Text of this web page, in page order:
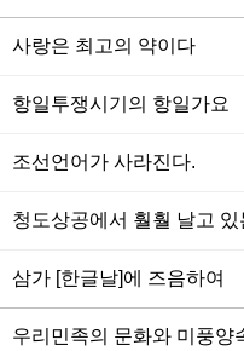
사랑은 최고의 약이다
항일투쟁시기의 항일가요
조선언어가 사라진다.
청도상공에서 훨훨 날고 있
삼가 [한글날]에 즈음하여
우리민족의 문화와 미풍양